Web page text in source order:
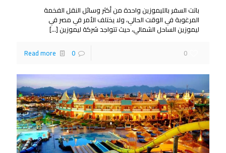
باتت السفر بالليموزين واحدة من أكثر وسائل النقل الفخمة
المرغوبة في الوقت الحالي، ولا يختلف الأمر في مصر في
ليموزين الساحل الشمالي، حيث تتواجد شركة ليموزين[…]
0
0
Read more